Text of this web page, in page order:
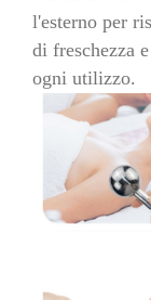
l'esterno per
di freschezza
ogni utilizzo.